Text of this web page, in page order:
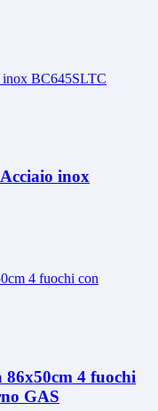
inox
4 fuochi
GAS